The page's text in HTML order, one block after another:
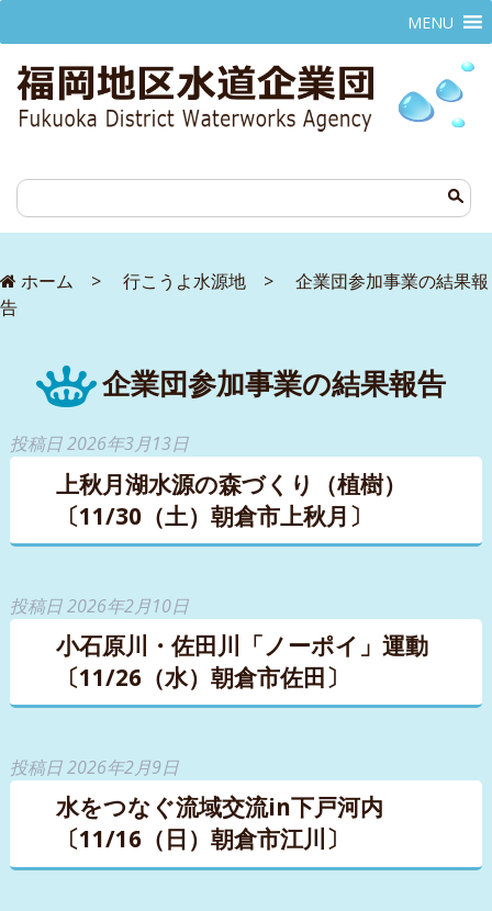
MENU
ホーム > 行こうよ水源地 > 企業団参加事業の結果報
告
企業団参加事業の結果報告
投稿日2026年3月13日
上秋月湖水源の森づくり（植樹）
〔11/30（土）朝倉市上秋月〕
投稿日2026年2月10日
小石原川・佐田川「ノーポイ」運動
〔11/26（水）朝倉市佐田〕
投稿日2026年2月9日
水をつなぐ流域交流in下戸河内
〔11/16（日）朝倉市江川〕